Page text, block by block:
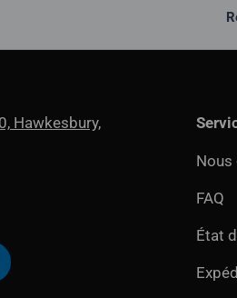
Hawkesbury,
FAQ
État